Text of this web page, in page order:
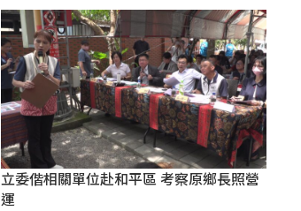
立委偕相關單位赴和平區 考察原鄉長照營
運